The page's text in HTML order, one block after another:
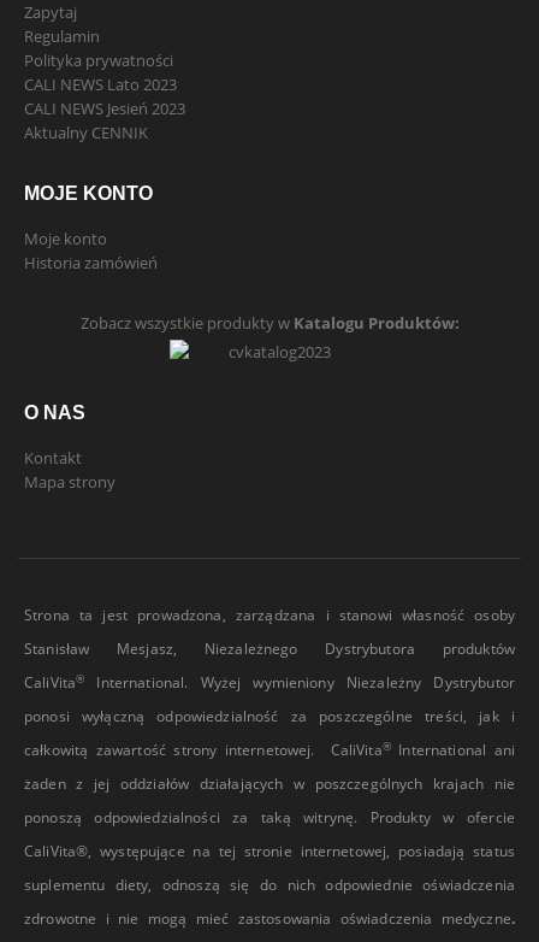
Zapytaj
Regulamin
Polityka prywatności
CALI NEWS Lato 2023
CALI NEWS Jesień 2023
Aktualny CENNIK
MOJE KONTO
Moje konto
Historia zamówień
Zobacz wszystkie produkty w Katalogu Produktów:
O NAS
Kontakt
Mapa strony
Strona ta jest prowadzona, zarządzana i stanowi własność osoby
Stanisław Mesjasz, Niezależnego Dystrybutora produktów
CaliVita®
International. Wyżej wymieniony Niezależny Dystrybutor
ponosi wyłączną odpowiedzialność za poszczególne treści, jak i
całkowitą zawartość strony internetowej. CaliVita®International ani
żaden z jej oddziałów działających w poszczególnych krajach nie
ponoszą odpowiedzialności za taką witrynę. Produkty w ofercie
CaliVita®, występujące na tej stronie internetowej, posiadają status
suplementu diety, odnoszą się do nich odpowiednie oświadczenia
zdrowotne i nie mogą mieć zastosowania oświadczenia medyczne.